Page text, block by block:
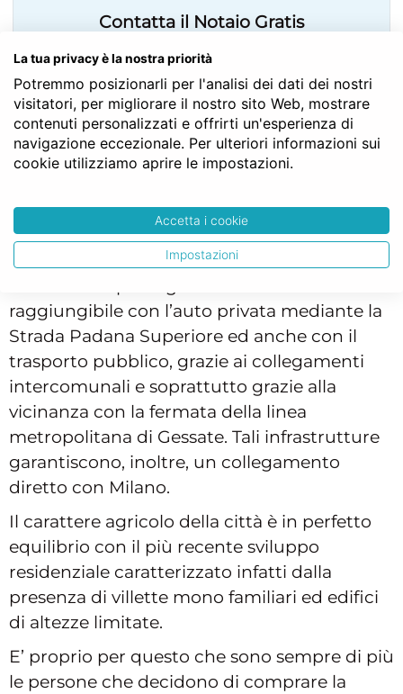
Contatta il Notaio Gratis
Fai un PREVENTIVO
Comprare casa notaio
Bellinzago
Bellinzago Lombardo si colloca nella zona
sud est della provincia milanese e dista circa
raggiungibile con l’auto privata mediante la
Strada Padana Superiore ed anche con il
trasporto pubblico, grazie ai collegamenti
intercomunali e soprattutto grazie alla
vicinanza con la fermata della linea
metropolitana di Gessate. Tali infrastrutture
garantiscono, inoltre, un collegamento
diretto con Milano.
Il carattere agricolo della città è in perfetto
equilibrio con il più recente sviluppo
residenziale caratterizzato infatti dalla
presenza di villette mono familiari ed edifici
di altezze limitate.
E’ proprio per questo che sono sempre di più
le persone che decidono di comprare la
La tua privacy è la nostra priorità
Potremmo posizionarli per l'analisi dei dati dei nostri
visitatori, per migliorare il nostro sito Web, mostrare
contenuti personalizzati e offrirti un'esperienza di
navigazione eccezionale. Per ulteriori informazioni sui
cookie utilizziamo aprire le impostazioni.
Accetta i cookie
Impostazioni